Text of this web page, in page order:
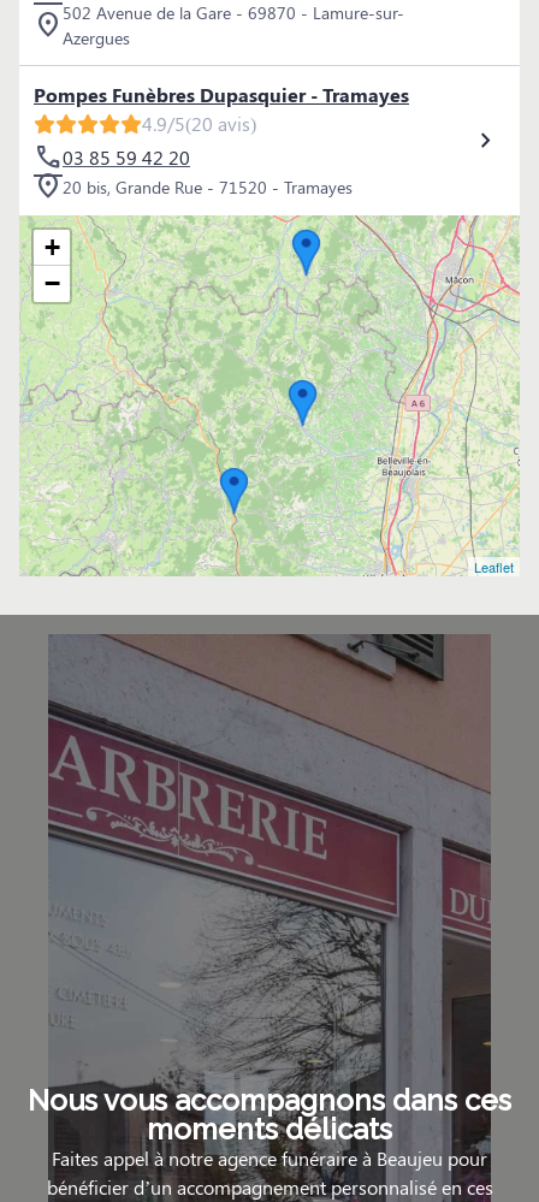
502 Avenue de la Gare - 69870 - Lamure-sur-
Azergues
Pompes Funèbres Dupasquier - Tramayes
4.9/5(20 avis)
03 85 59 42 20
20 bis, Grande Rue - 71520 - Tramayes
+
−
Leaflet
Nous vous accompagnons dans ces
moments délicats
Faites appel à notre agence funéraire à Beaujeu pour
bénéficier d’un accompagnement personnalisé en ces